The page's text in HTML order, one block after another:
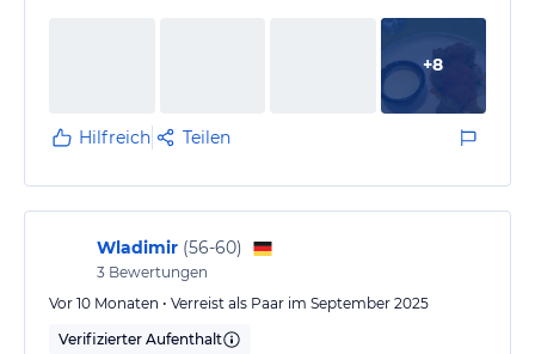
konnten sofort alles nutzen , Essen, trinken
2. Transfer : ca 1 Stunde von Flughafen alles top
3. Zimmer: wir haben Swimm up Zimmer gebucht
Sehr schön, sauber, Zimmer Reinigung täglich
Was…
+8
Hilfreich Teilen
Wladimir (56-60)
3 Bewertungen
Vor 10 Monaten • Verreist als Paar im September 2025
Verifizierter Aufenthalt